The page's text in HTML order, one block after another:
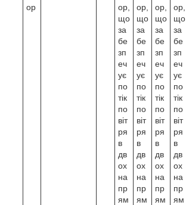
ор
ор,
що
за
бе
зп
еч
ує
по
тік
по
віт
ря
в
дв
ох
на
пр
ям
ор,
що
за
бе
зп
еч
ує
по
тік
по
віт
ря
в
дв
ох
на
пр
ям
ор,
що
за
бе
зп
еч
ує
по
тік
по
віт
ря
в
дв
ох
на
пр
ям
ор,
що
за
бе
зп
еч
ує
по
тік
по
віт
ря
в
дв
ох
на
пр
ям